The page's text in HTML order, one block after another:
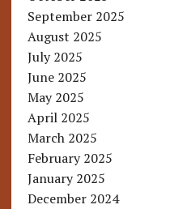
September 2025
August 2025
July 2025
June 2025
May 2025
April 2025
March 2025
February 2025
January 2025
December 2024